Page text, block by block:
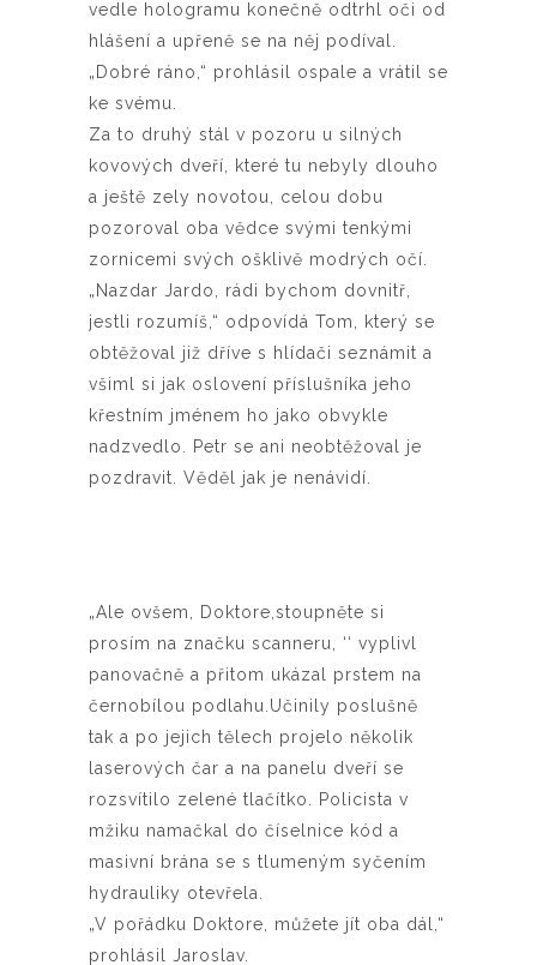
vedle hologramu konečně odtrhl oči od
hlášení a upřeně se na něj podíval.
„Dobré ráno,“ prohlásil ospale a vrátil se
ke svému.
Za to druhý stál v pozoru u silných
kovových dveří, které tu nebyly dlouho
a ještě zely novotou, celou dobu
pozoroval oba vědce svými tenkými
zornicemi svých ošklivě modrých očí.
„Nazdar Jardo, rádi bychom dovnitř,
jestli rozumíš,“ odpovídá Tom, který se
obtěžoval již dříve s hlídači seznámit a
všiml si jak oslovení příslušníka jeho
křestním jménem ho jako obvykle
nadzvedlo. Petr se ani neobtěžoval je
pozdravit. Věděl jak je nenávidí.
„Ale ovšem, Doktore,stoupněte si
prosím na značku scanneru, ‘‘ vyplivl
panovačně a přitom ukázal prstem na
černobílou podlahu.Učinily poslušně
tak a po jejich tělech projelo několik
laserových čar a na panelu dveří se
rozsvítilo zelené tlačítko. Policista v
mžiku namačkal do číselnice kód a
masivní brána se s tlumeným syčením
hydrauliky otevřela.
„V pořádku Doktore, můžete jít oba dál,“
prohlásil Jaroslav.